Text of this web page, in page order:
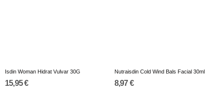
Isdin Woman Hidrat Vulvar 30G
15,95 €
Nutraisdin Cold Wind Bals Facial 30ml
8,97 €